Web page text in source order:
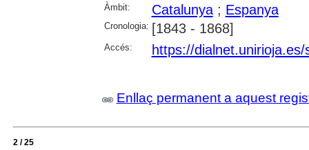
Àmbit:
Catalunya; Espanya
Cronologia: [1843 - 1868]
Accés: https://
Enllaç permanent a aquest
2 / 25